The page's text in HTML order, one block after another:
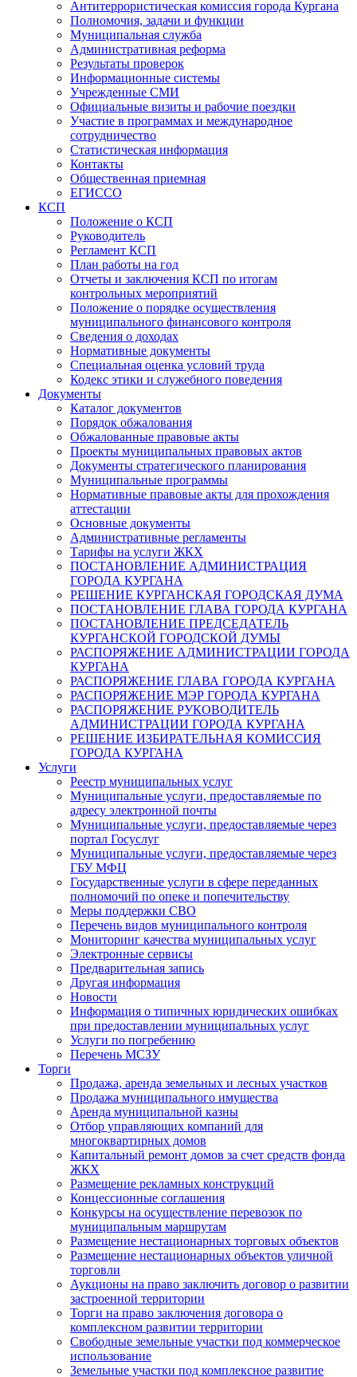
Антитеррористическая комиссия города Кургана
Полномочия, задачи и функции
Муниципальная служба
Административная реформа
Результаты проверок
Информационные системы
Учрежденные СМИ
Официальные визиты и рабочие поездки
Участие в программах и международное
сотрудничество
Статистическая информация
Контакты
Общественная приемная
ЕГИССО
КСП
Положение о КСП
Руководитель
Регламент КСП
План работы на год
Отчеты и заключения КСП по итогам
контрольных мероприятий
Положение о порядке осуществления
муниципального финансового контроля
Сведения о доходах
Нормативные документы
Специальная оценка условий труда
Кодекс этики и служебного поведения
Документы
Каталог документов
Порядок обжалования
Обжалованные правовые акты
Проекты муниципальных правовых актов
Документы стратегического планирования
Муниципальные программы
Нормативные правовые акты для прохождения
аттестации
Основные документы
Административные регламенты
Тарифы на услуги ЖКХ
ПОСТАНОВЛЕНИЕ АДМИНИСТРАЦИЯ
ГОРОДА КУРГАНА
РЕШЕНИЕ КУРГАНСКАЯ ГОРОДСКАЯ ДУМА
ПОСТАНОВЛЕНИЕ ГЛАВА ГОРОДА КУРГАНА
ПОСТАНОВЛЕНИЕ ПРЕДСЕДАТЕЛЬ
КУРГАНСКОЙ ГОРОДСКОЙ ДУМЫ
РАСПОРЯЖЕНИЕ АДМИНИСТРАЦИИ ГОРОДА
КУРГАНА
РАСПОРЯЖЕНИЕ ГЛАВА ГОРОДА КУРГАНА
РАСПОРЯЖЕНИЕ МЭР ГОРОДА КУРГАНА
РАСПОРЯЖЕНИЕ РУКОВОДИТЕЛЬ
АДМИНИСТРАЦИИ ГОРОДА КУРГАНА
РЕШЕНИЕ ИЗБИРАТЕЛЬНАЯ КОМИССИЯ
ГОРОДА КУРГАНА
Услуги
Реестр муниципальных услуг
Муниципальные услуги, предоставляемые по
адресу электронной почты
Муниципальные услуги, предоставляемые через
портал Госуслуг
Муниципальные услуги, предоставляемые через
ГБУ МФЦ
Государственные услуги в сфере переданных
полномочий по опеке и попечительству
Меры поддержки СВО
Перечень видов муниципального контроля
Мониторинг качества муниципальных услуг
Электронные сервисы
Предварительная запись
Другая информация
Новости
Информация о типичных юридических ошибках
при предоставлении муниципальных услуг
Услуги по погребению
Перечень МСЗУ
Торги
Продажа, аренда земельных и лесных участков
Продажа муниципального имущества
Аренда муниципальной казны
Отбор управляющих компаний для
многоквартирных домов
Капитальный ремонт домов за счет средств фонда
ЖКХ
Размещение рекламных конструкций
Концессионные соглашения
Конкурсы на осуществление перевозок по
муниципальным маршрутам
Размещение нестационарных торговых объектов
Размещение нестационарных объектов уличной
торговли
Аукционы на право заключить договор о развитии
застроенной территории
Торги на право заключения договора о
комплексном развитии территории
Свободные земельные участки под коммерческое
использование
Земельные участки под комплексное развитие